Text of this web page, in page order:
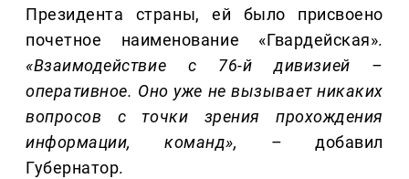
Президента страны, ей было присвоено
почетное наименование «Гвардейская».
«Взаимодействие с 76-й дивизией –
оперативное. Оно уже не вызывает никаких
вопросов с точки зрения прохождения
информации, команд»,
– добавил
Губернатор.